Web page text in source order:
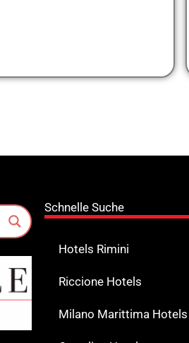
Schnelle Suche
Hotels Rimini
Riccione Hotels
Milano Marittima Hotels